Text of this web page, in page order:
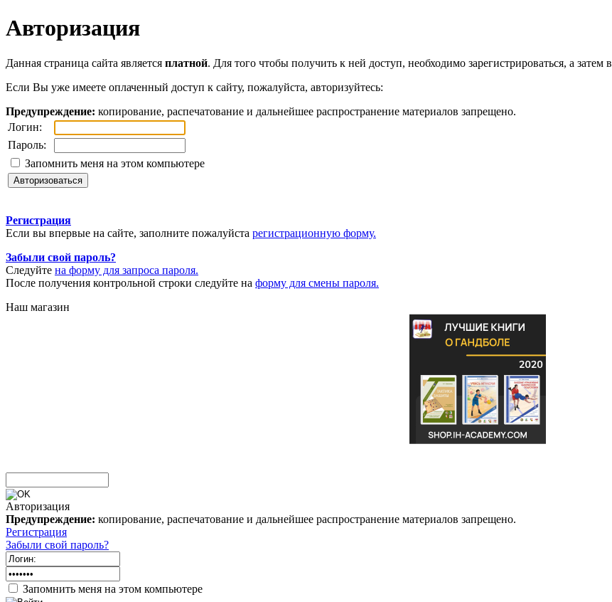
Авторизация
Данная страница сайта является платной. Для того чтобы получить к ней доступ, необходимо зарегистрироваться, а затем в
Если Вы уже имеете оплаченный доступ к сайту, пожалуйста, авторизуйтесь:
Предупреждение: копирование, распечатование и дальнейшее распространение материалов запрещено.
Логин:
Пароль:
Запомнить меня на этом компьютере
Регистрация
Если вы впервые на сайте, заполните пожалуйста регистрационную форму.
Забыли свой пароль?
Следуйте на форму для запроса пароля.
После получения контрольной строки следуйте на форму для смены пароля.
Наш магазин
Авторизация
Предупреждение: копирование, распечатование и дальнейшее распространение материалов запрещено.
Регистрация
Забыли свой пароль?
Запомнить меня на этом компьютере